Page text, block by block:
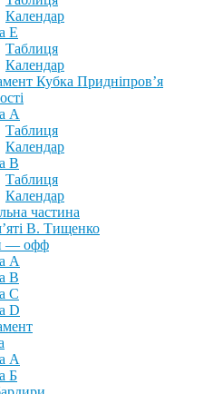
Календар
Е
Таблиця
Календар
Кубка Придніпров’я
А
Таблиця
Календар
В
Таблиця
Календар
частина
В. Тищенко
— офф
А
B
С
D
А
Б